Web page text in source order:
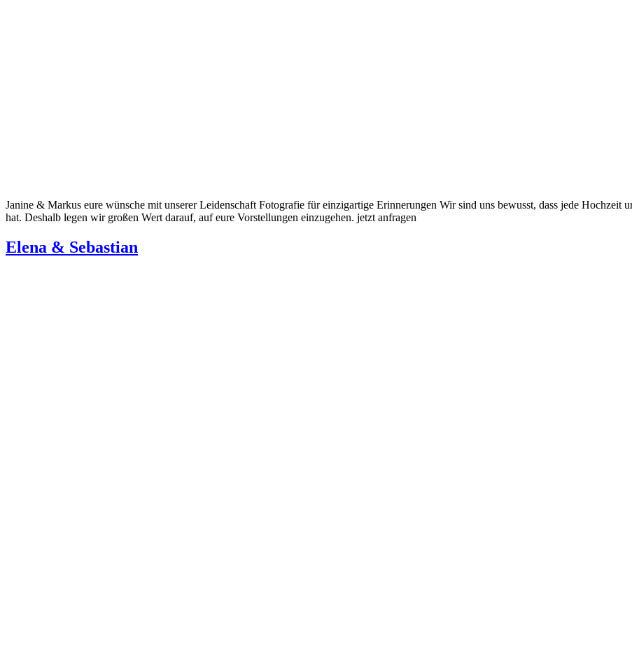
Janine & Markus eure wünsche mit unserer Leidenschaft Fotografie für einzigartige Erinnerungen Wir sind uns bewusst, dass jede Hochzeit
hat. Deshalb legen wir großen Wert darauf, auf eure Vorstellungen einzugehen. jetzt anfragen
Elena & Sebastian